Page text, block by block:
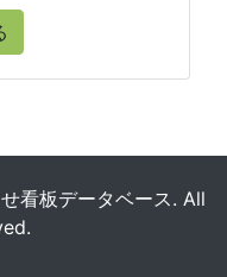
看板データベース. All